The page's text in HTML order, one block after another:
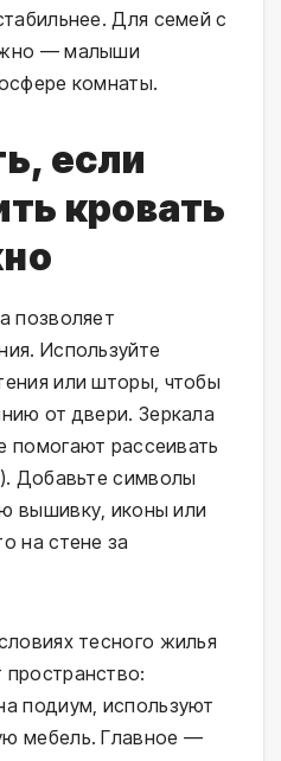
Для семей с
— малыши
комнаты.
если
кровать
позволяет
Используйте
или шторы, чтобы
от двери. Зеркала
помогают рассеивать
Добавьте символы
вышивку, иконы или
на стене за
тесного жилья
подиум, используют
мебель. Главное —